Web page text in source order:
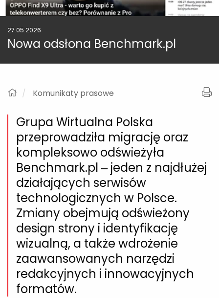
27.05.2026
Nowa odsłona Benchmark.pl
Komunikaty prasowe
Grupa Wirtualna Polska
przeprowadziła migrację oraz
kompleksowo odświeżyła
Benchmark.pl – jeden z najdłużej
działających serwisów
technologicznych w Polsce.
Zmiany obejmują odświeżony
design strony i identyfikację
wizualną, a także wdrożenie
zaawansowanych narzędzi
redakcyjnych i innowacyjnych
formatów.